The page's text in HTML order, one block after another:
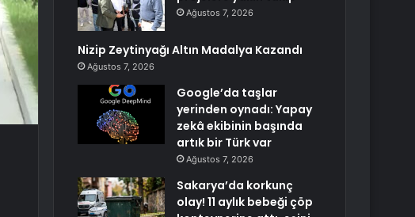
Ağustos 7, 2026
Nizip Zeytinyağı Altın Madalya Kazandı
Ağustos 7, 2026
Google’da taşlar
yerinden oynadı: Yapay
zekâ ekibinin başında
artık bir Türk var
Ağustos 7, 2026
Sakarya’da korkunç
olay! 11 aylık bebeği çöp